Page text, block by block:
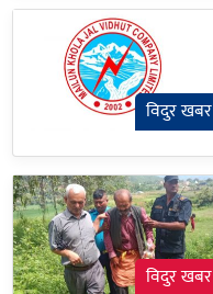
विदुर खबर
विदुर खबर